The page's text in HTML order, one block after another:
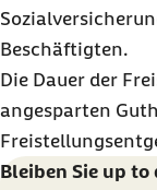
Beschäftigten.
Die Dauer der
angesparten
Bleiben Sie up to